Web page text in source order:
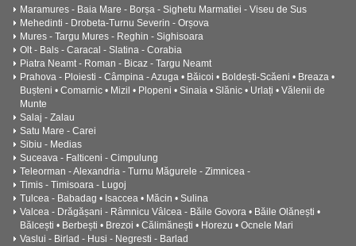
Maramures - Baia Mare - Borșa - Sighetu Marmatiei - Viseu de Sus
Mehedinti - Drobeta-Turnu Severin - Orșova
Mures - Targu Mures - Reghin - Sighisoara
Olt - Bals - Caracal - Slatina - Corabia
Piatra Neamt - Roman - Bicaz - Targu Neamt
Prahova - Ploiesti - Câmpina - Azuga • Băicoi • Boldești-Scăeni • Breaza •
Bușteni • Comarnic • Mizil • Plopeni • Sinaia • Slănic • Urlați • Vălenii de
Munte
Salaj - Zalau
Satu Mare - Carei
Sibiu - Medias
Suceava - Falticeni - Cimpulung
Teleorman - Alexandria - Turnu Măgurele - Zimnicea -
Timis - Timisoara - Lugoj
Tulcea - Babadag • Isaccea • Măcin • Sulina
Valcea - Drăgășani - Râmnicu Vâlcea - Băile Govora • Băile Olănești •
Bălcești • Berbești • Brezoi • Călimănești • Horezu • Ocnele Mari
Vaslui - Birlad - Husi - Negresti - Barlad